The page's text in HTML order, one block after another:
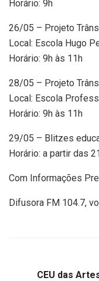
Horário: 9h
26/05 – Projeto
Local: Escola Hugo
Horário: 9h às 11h
28/05 – Projeto
Local: Escola
Horário: 9h às 11h
29/05 – Blitzes
Horário: a partir das
Com Informações
Difusora FM 104.7,
CEU das